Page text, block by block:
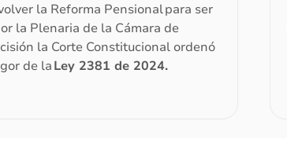
la Reforma Pensional para ser
la Plenaria de la Cámara de
la Corte Constitucional ordenó
de laLey 2381 de 2024.